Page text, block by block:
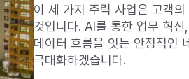
이 세 가지 주력 사업은 고객
것입니다. AI를 통한 업무 혁
데이터 흐름을 잇는 안정적인
극대화하겠습니다.